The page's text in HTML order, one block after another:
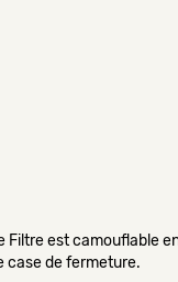
Filtre est camouflable
case de fermeture.